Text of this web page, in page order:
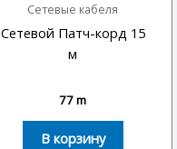
Сетевые кабеля
Сетевой Патч-корд 15
м
77m
В корзину